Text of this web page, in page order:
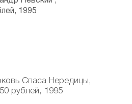
Спаса Нередицы,
рублей, 1995